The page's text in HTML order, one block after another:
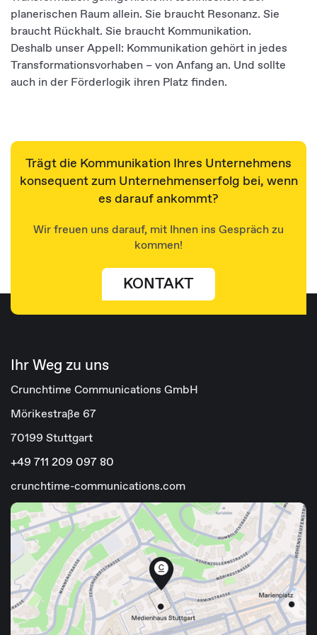
planerischen Raum allein. Sie braucht Resonanz. Sie
braucht Rückhalt. Sie braucht Kommunikation.
Deshalb unser Appell: Kommunikation gehört in jedes
Transformationsvorhaben – von Anfang an. Und sollte
auch in der Förderlogik ihren Platz finden.
Trägt die Kommunikation Ihres Unternehmens
konsequent zum Unternehmenserfolg bei, wenn
es darauf ankommt?
Wir freuen uns darauf, mit Ihnen ins Gespräch zu
kommen!
KONTAKT
Ihr Weg zu uns
Crunchtime Communications GmbH
Mörikestraße 67
70199 Stuttgart
+49 711 209 097 80
crunchtime-communications.com